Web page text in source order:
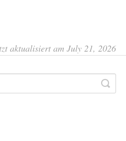
aktualisiert am July 21, 2026